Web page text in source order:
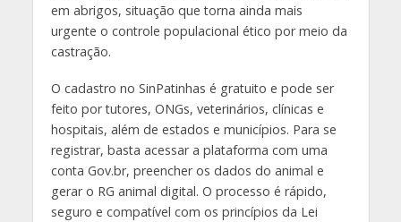
em abrigos, situação que torna ainda mais
urgente o controle populacional ético por meio da
castração.
O cadastro no SinPatinhas é gratuito e pode ser
feito por tutores, ONGs, veterinários, clínicas e
hospitais, além de estados e municípios. Para se
registrar, basta acessar a plataforma com uma
conta Gov.br, preencher os dados do animal e
gerar o RG animal digital. O processo é rápido,
seguro e compatível com os princípios da Lei